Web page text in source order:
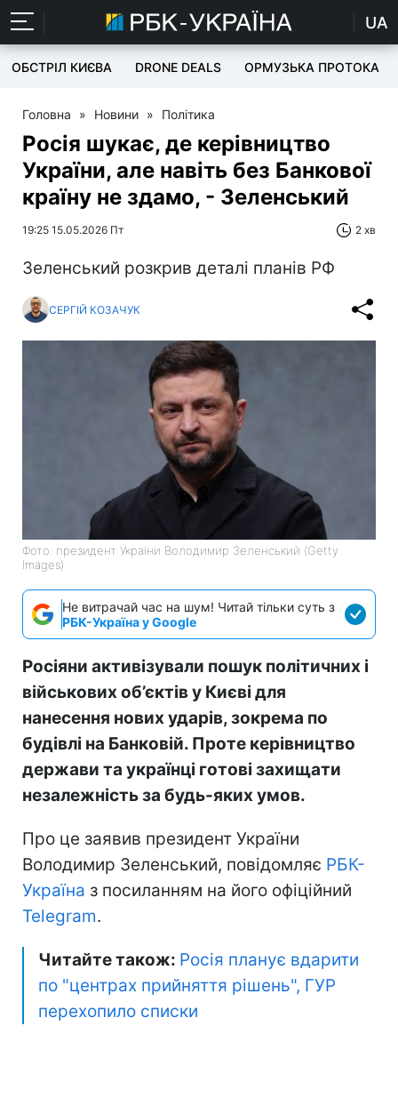
UA
ОБСТРІЛ КИЄВА DRONE DEALS ОРМУЗЬКА ПРОТОКА
Головна » Новини » Політика
Росія шукає, де керівництво
України, але навіть без Банкової
країну не здамо, - Зеленський
19:25 15.05.2026 Пт 2 хв
Зеленський розкрив деталі планів РФ
СЕРГІЙ КОЗАЧУК
Фото: президент України Володимир Зеленський (Getty
Images)
Не витрачай час на шум! Читай тільки суть з
РБК-Україна у Google
Росіяни активізували пошук політичних і
військових об’єктів у Києві для
нанесення нових ударів, зокрема по
будівлі на Банковій. Проте керівництво
держави та українці готові захищати
незалежність за будь-яких умов.
Про це заявив президент України
Володимир Зеленський, повідомляє РБК-
Україна з посиланням на його офіційний
Telegram.
Читайте також: Росія планує вдарити
по "центрах прийняття рішень", ГУР
перехопило списки